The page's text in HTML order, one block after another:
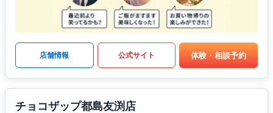
店舗情報 公式サイト 体験・相談予約
チョコザップ都島友渕店